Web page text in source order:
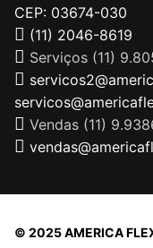
CEP: 03674-030
(11) 2046-8619
Serviços (11)
Vendas (11)
© 2025 AMERICA